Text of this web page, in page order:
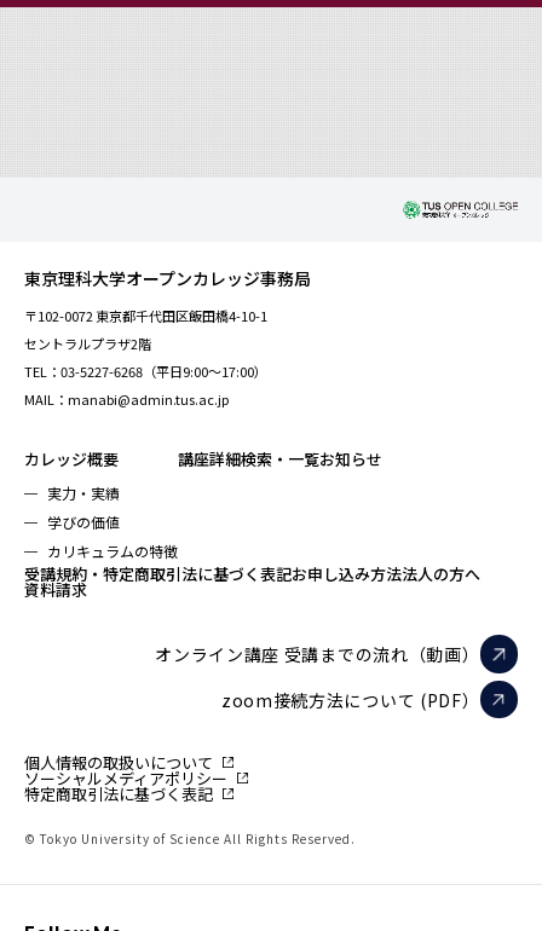
東京理科大学オープンカレッジ事務局
〒102-0072 東京都千代田区飯田橋4-10-1
セントラルプラザ2階
TEL：03-5227-6268（平日9:00～17:00）
MAIL：manabi@admin.tus.ac.jp
カレッジ概要
実力・実績
学びの価値
カリキュラムの特徴
講座詳細検索・一覧お知らせ
受講規約・特定商取引法に基づく表記お申し込み方法法人の方へ
資料請求
オンライン講座 受講までの流れ（動画）
zoom接続方法について (PDF）
個人情報の取扱いについて
ソーシャルメディアポリシー
特定商取引法に基づく表記
© Tokyo University of Science All Rights Reserved.